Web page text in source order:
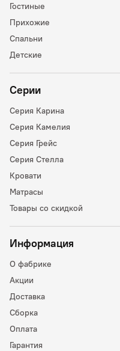
Гостиные
Прихожие
Спальни
Детские
Серии
Серия Карина
Серия Камелия
Серия Грейс
Серия Стелла
Кровати
Матрасы
Товары со скидкой
Информация
О фабрике
Акции
Доставка
Сборка
Оплата
Гарантия